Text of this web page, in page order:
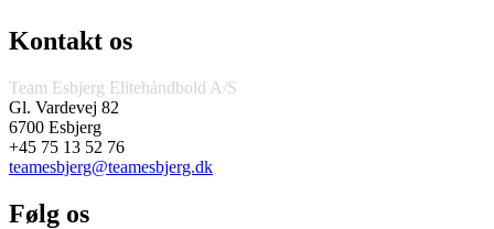
Kontakt os
Team Esbjerg Elitehåndbold A/S
Gl. Vardevej 82
6700 Esbjerg
+45 75 13 52 76
teamesbjerg@teamesbjerg.dk
Følg os